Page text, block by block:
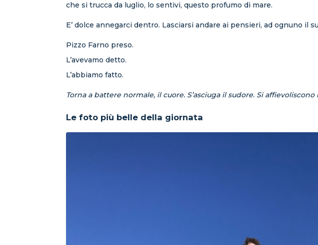
che si trucca da luglio, lo sentivi, questo profumo di mare.
E’ dolce annegarci dentro. Lasciarsi andare ai pensieri, ad ognuno il
Pizzo Farno preso.
L’avevamo detto.
L’abbiamo fatto.
Torna a battere normale, il cuore. S’asciuga il sudore. Si
Le foto più belle della giornata